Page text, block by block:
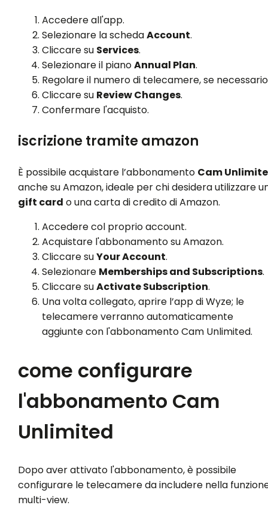
Accedere all'app.
Selezionare la schedaAccount.
Cliccare su Services.
Selezionare il pianoAnnual Plan.
Regolare il numero di telecamere, se
Cliccare su Review Changes.
Confermare l'acquisto.
iscrizione tramite amazon
È possibile acquistare l’abbonamento Cam
anche su Amazon, ideale per chi desidera utilizzare
gift card o una carta di credito di Amazon.
Accedere col proprio account.
Acquistare l'abbonamento su Amazon.
Cliccare suYour Account.
Selezionare Memberships and Subscriptions.
Cliccare suActivate Subscription.
Una volta collegato, aprire l’app di Wyze; le
telecamere verranno automaticamente
aggiunte con l'abbonamento Cam Unlimited.
come configurare
l'abbonamento Cam
Unlimited
Dopo aver attivato l'abbonamento, è possibile
configurare le telecamere da includere nella
multi-view.